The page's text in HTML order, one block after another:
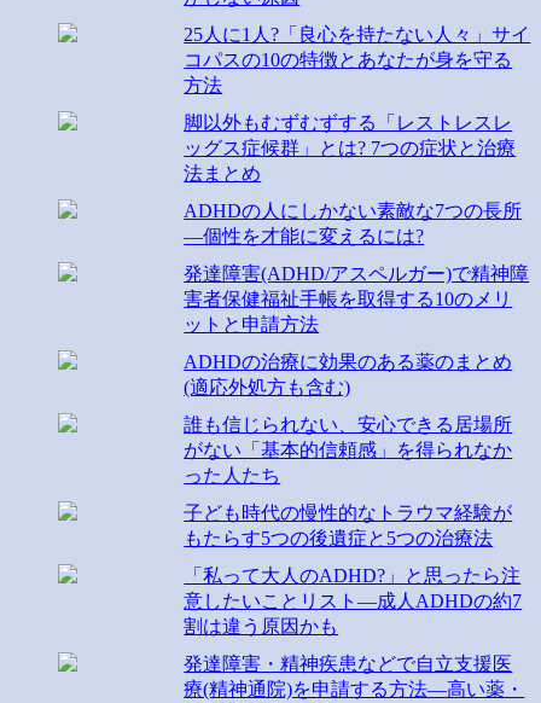
25人に1人?「良心を持たない人々」サイ
コパスの10の特徴とあなたが身を守る
方法
脚以外もむずむずする「レストレスレ
ッグス症候群」とは? 7つの症状と治療
法まとめ
ADHDの人にしかない素敵な7つの長所
―個性を才能に変えるには?
発達障害(ADHD/アスペルガー)で精神障
害者保健福祉手帳を取得する10のメリ
ットと申請方法
ADHDの治療に効果のある薬のまとめ
(適応外処方も含む)
誰も信じられない、安心できる居場所
がない「基本的信頼感」を得られなか
った人たち
子ども時代の慢性的なトラウマ経験が
もたらす5つの後遺症と5つの治療法
「私って大人のADHD?」と思ったら注
意したいことリスト―成人ADHDの約7
割は違う原因かも
発達障害・精神疾患などで自立支援医
療(精神通院)を申請する方法―高い薬・